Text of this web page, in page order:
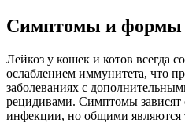
Симптомы и формы
Лейкоз у кошек и котов всегда
ослаблением иммунитета, что
заболеваниях с
рецидивами. Симптомы зависят
инфекции, но общими являются